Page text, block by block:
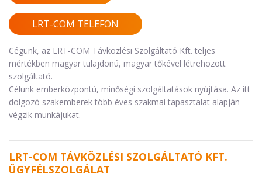
LRT-COM TELEFON
Cégünk, az LRT-COM Távközlési Szolgáltató Kft. teljes
mértékben magyar tulajdonú, magyar tőkével létrehozott
szolgáltató.
Célunk emberközpontú, minőségi szolgáltatások nyújtása. Az itt
dolgozó szakemberek több éves szakmai tapasztalat alapján
végzik munkájukat.
LRT-COM TÁVKÖZLÉSI SZOLGÁLTATÓ KFT.
ÜGYFÉLSZOLGÁLAT